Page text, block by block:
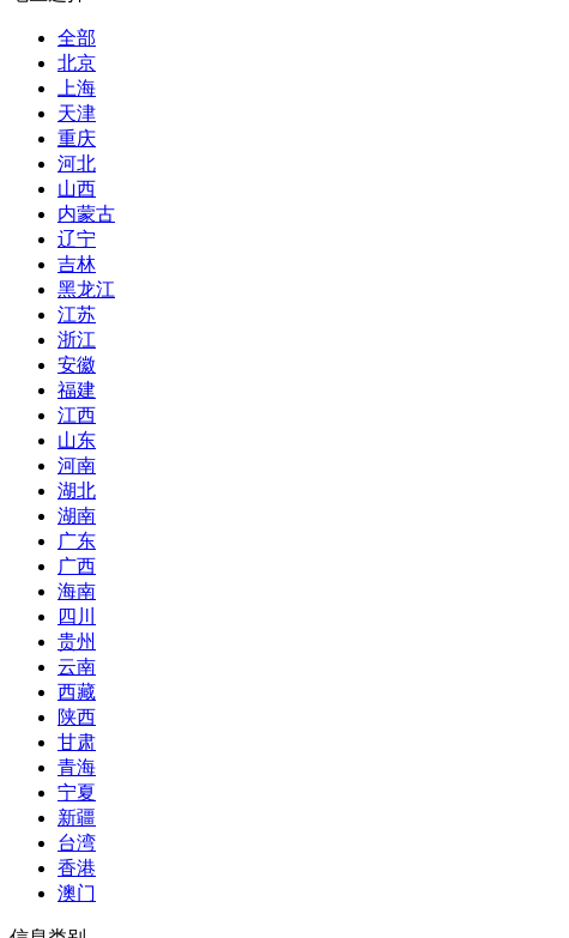
全部
北京
上海
天津
重庆
河北
山西
内蒙古
辽宁
吉林
黑龙江
江苏
浙江
安徽
福建
江西
山东
河南
湖北
湖南
广东
广西
海南
四川
贵州
云南
西藏
陕西
甘肃
青海
宁夏
新疆
台湾
香港
澳门